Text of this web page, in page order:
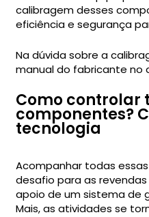
calibragem desses
eficiência e segurança
Na dúvida sobre a
manual do fabricante no
Como controlar
componentes?
tecnologia
Acompanhar todas
desafio para as
apoio de um sistema de
Mais, as atividades se